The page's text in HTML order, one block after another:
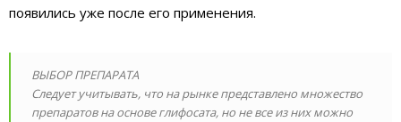
появились уже после его применения.
ВЫБОР ПРЕПАРАТА
Следует учитывать, что на рынке представлено множество
препаратов на основе глифосата, но не все из них можно